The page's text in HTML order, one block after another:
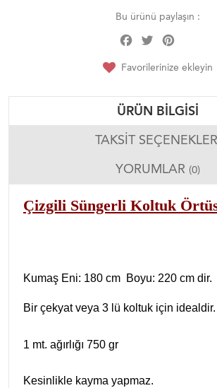
Bu ürünü paylaşın :
Facebook
Twitter
Favorilerinize ekleyin
ÜRÜN BILGISI
TAKSIT
YORUMLAR (0)
Çizgili Süngerli Koltuk
Kumaş Eni: 180 cm Boyu: 220 cm dir.
Bir çekyat veya 3 lü koltuk için idealdir.
1 mt. ağırlığı 750 gr
Kesinlikle kayma yapmaz.